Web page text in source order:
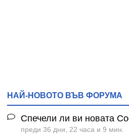
НАЙ-НОВОТО ВЪВ ФОРУМА
Спечели ли ви новата
преди 36 дни, 22 часа и 9 мин.